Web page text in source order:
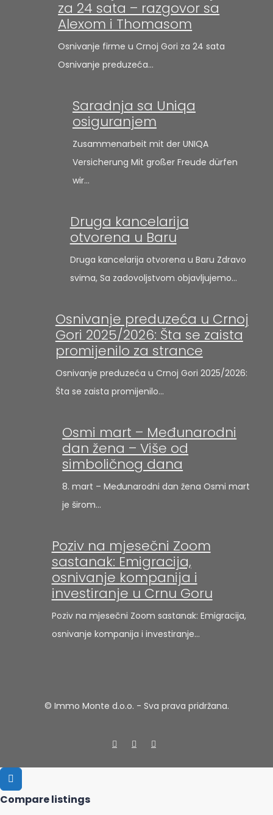
za 24 sata – razgovor sa
Alexom i Thomasom
Osnivanje firme u Crnoj Gori za 24 sata
Osnivanje preduzeća…
Saradnja sa Uniqa
osiguranjem
Zusammenarbeit mit der UNIQA
Versicherung Mit großer Freude dürfen
wir…
Druga kancelarija
otvorena u Baru
Druga kancelarija otvorena u Baru Zdravo
svima, Sa zadovoljstvom objavljujemo…
Osnivanje preduzeća u Crnoj
Gori 2025/2026: Šta se zaista
promijenilo za strance
Osnivanje preduzeća u Crnoj Gori 2025/2026:
Šta se zaista promijenilo…
Osmi mart – Međunarodni
dan žena – Više od
simboličnog dana
8. mart – Međunarodni dan žena Osmi mart
je širom…
Poziv na mjesečni Zoom
sastanak: Emigracija,
osnivanje kompanija i
investiranje u Crnu Goru
Poziv na mjesečni Zoom sastanak: Emigracija,
osnivanje kompanija i investiranje…
© Immo Monte d.o.o. - Sva prava pridržana.
Compare listings